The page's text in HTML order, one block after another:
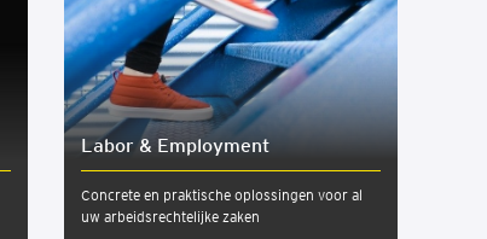
Labor & Employ­ment
Concrete en praktische oplossingen voor al
uw arbeidsrechtelijke zaken